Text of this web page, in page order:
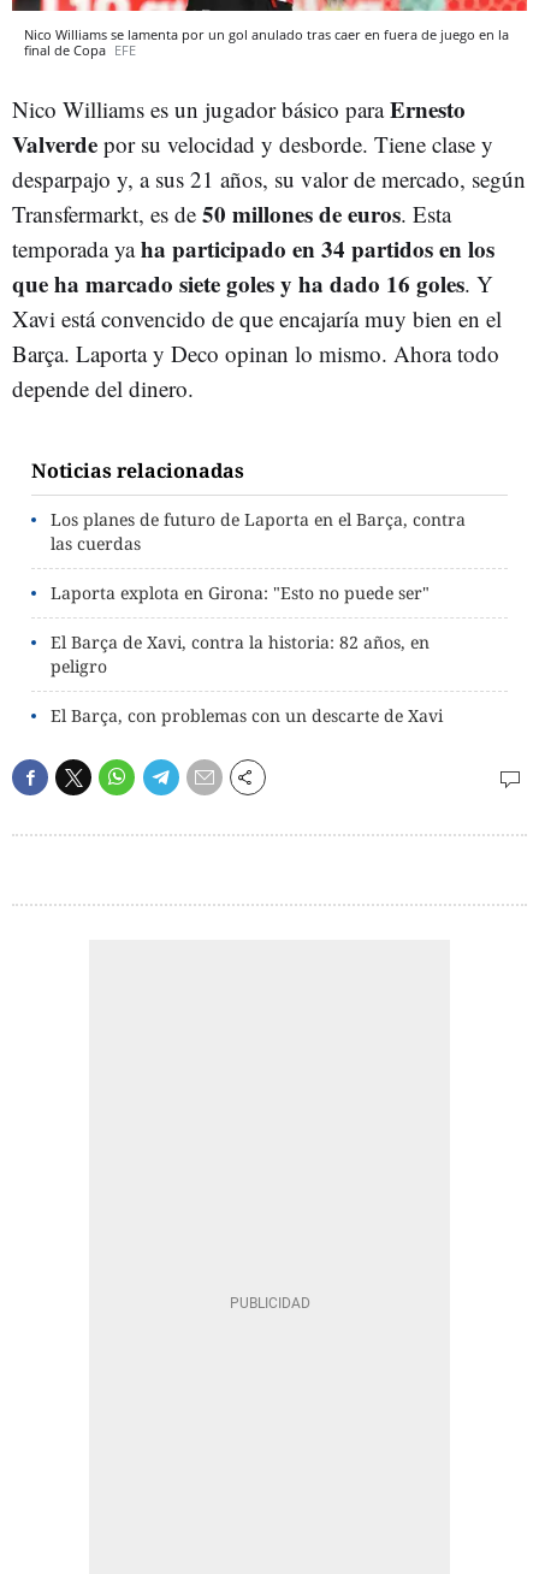
Nico Williams se lamenta por un gol anulado tras caer en fuera de juego en la
final de Copa EFE
Nico Williams es un jugador básico paraErnesto
Valverde por su velocidad y desborde. Tiene clase y
desparpajo y, a sus 21 años, su valor de mercado, según
Transfermarkt, es de 50 millones de euros. Esta
temporada yaha participado en 34 partidos en los
que ha marcado siete goles y ha dado 16 goles. Y
Xavi está convencido de que encajaría muy bien en el
Barça. Laporta y Deco opinan lo mismo. Ahora todo
depende del dinero.
Noticias relacionadas
Los planes de futuro de Laporta en el Barça, contra
las cuerdas
Laporta explota en Girona: "Esto no puede ser"
El Barça de Xavi, contra la historia: 82 años, en
peligro
El Barça, con problemas con un descarte de Xavi